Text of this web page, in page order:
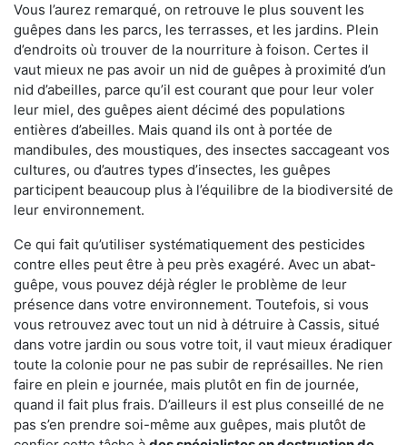
Vous l’aurez remarqué, on retrouve le plus souvent les
guêpes dans les parcs, les terrasses, et les jardins. Plein
d’endroits où trouver de la nourriture à foison. Certes il
vaut mieux ne pas avoir un nid de guêpes à proximité d’un
nid d’abeilles, parce qu’il est courant que pour leur voler
leur miel, des guêpes aient décimé des populations
entières d’abeilles. Mais quand ils ont à portée de
mandibules, des moustiques, des insectes saccageant vos
cultures, ou d’autres types d’insectes, les guêpes
participent beaucoup plus à l’équilibre de la biodiversité de
leur environnement.
Ce qui fait qu’utiliser systématiquement des pesticides
contre elles peut être à peu près exagéré. Avec un abat-
guêpe, vous pouvez déjà régler le problème de leur
présence dans votre environnement. Toutefois, si vous
vous retrouvez avec tout un nid à détruire à Cassis, situé
dans votre jardin ou sous votre toit, il vaut mieux éradiquer
toute la colonie pour ne pas subir de représailles. Ne rien
faire en plein e journée, mais plutôt en fin de journée,
quand il fait plus frais. D’ailleurs il est plus conseillé de ne
pas s’en prendre soi-même aux guêpes, mais plutôt de